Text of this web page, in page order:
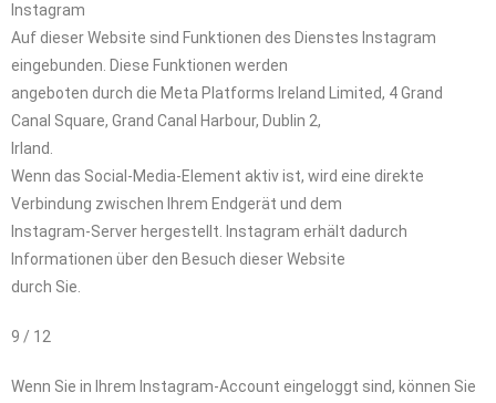
Instagram
Auf dieser Website sind Funktionen des Dienstes Instagram
eingebunden. Diese Funktionen werden
angeboten durch die Meta Platforms Ireland Limited, 4 Grand
Canal Square, Grand Canal Harbour, Dublin 2,
Irland.
Wenn das Social-Media-Element aktiv ist, wird eine direkte
Verbindung zwischen Ihrem Endgerät und dem
Instagram-Server hergestellt. Instagram erhält dadurch
Informationen über den Besuch dieser Website
durch Sie.
9 / 12
Wenn Sie in Ihrem Instagram-Account eingeloggt sind, können Sie